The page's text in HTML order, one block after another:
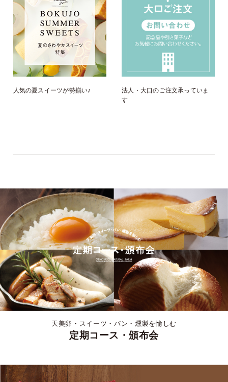
人気の夏スイーツが勢揃い♪
法人・大口のご注文承っていま
す
天美卵・スイーツ・パン・燻製を愉しむ
定期コース・頒布会